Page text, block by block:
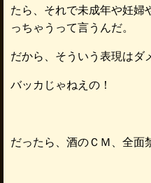
たら、それで未成年や妊婦
っちゃうって言うんだ。
だから、そういう表現はダ
バッカじゃねえの！
だったら、酒のＣＭ、全面